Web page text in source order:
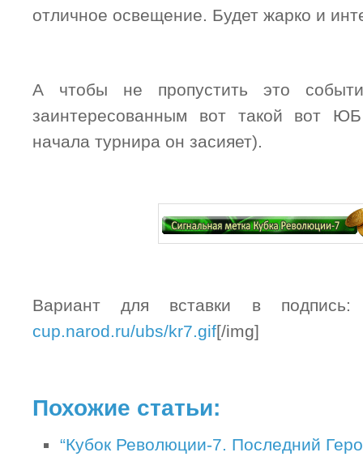
отличное освещение. Будет жарко и
А чтобы не пропустить это
заинтересованным вот такой вот
начала турнира он засияет).
Вариант для вставки в подпись:
cup.narod.ru/ubs/kr7.gif[/img]
Похожие статьи:
“Кубок Революции-7. Последний